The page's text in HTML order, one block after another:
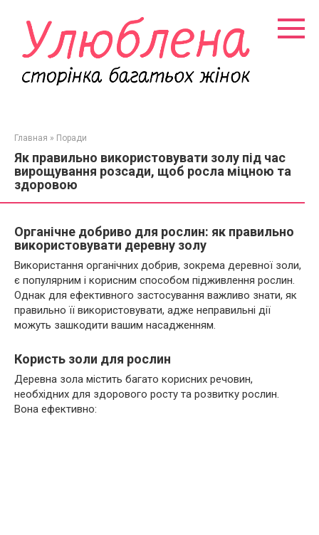
контенту
Главная » Поради
Як правильно використовувати золу під час
вирощування розсади, щоб росла міцною та
здоровою
Органічне добриво для рослин: як правильно
використовувати деревну золу
Використання органічних добрив, зокрема деревної золи,
є популярним і корисним способом підживлення рослин.
Однак для ефективного застосування важливо знати, як
правильно її використовувати, адже неправильні дії
можуть зашкодити вашим насадженням.
Користь золи для рослин
Деревна зола містить багато корисних речовин,
необхідних для здорового росту та розвитку рослин.
Вона ефективно: